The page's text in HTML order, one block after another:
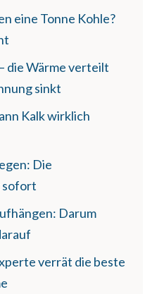
eine Tonne Kohle?
die Wärme verteilt
sinkt
Kalk wirklich
Die
sofort
Darum
verrät die beste